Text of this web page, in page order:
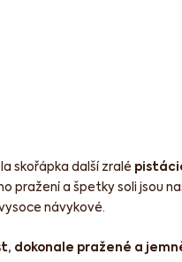
skořápka další zralé
pražení a špetky soli jsou
návykové.
dokonale pražené a